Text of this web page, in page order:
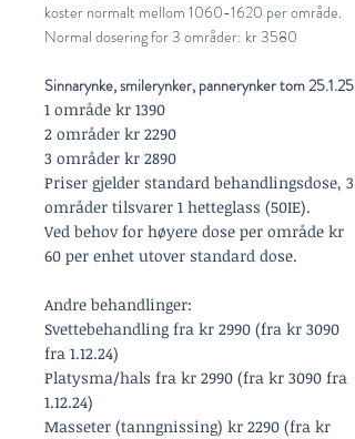
koster normalt mellom 1060-1620 per område.
Normal dosering for 3 områder: kr 3580
Sinnarynke, smilerynker, pannerynker tom 25.1.25
1 område kr 1390
2 områder kr 2290
3 områder kr 2890
Priser gjelder standard behandlingsdose, 3
områder tilsvarer 1 hetteglass (50IE).
Ved behov for høyere dose per område kr
60 per enhet utover standard dose.
Andre behandlinger:
Svettebehandling fra kr 2990 (fra kr 3090
fra 1.12.24)
Platysma/hals fra kr 2990 (fra kr 3090 fra
1.12.24)
Masseter (tanngnissing) kr 2290 (fra kr